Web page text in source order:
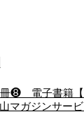
冊❽ 電子書籍【
マガジンサー